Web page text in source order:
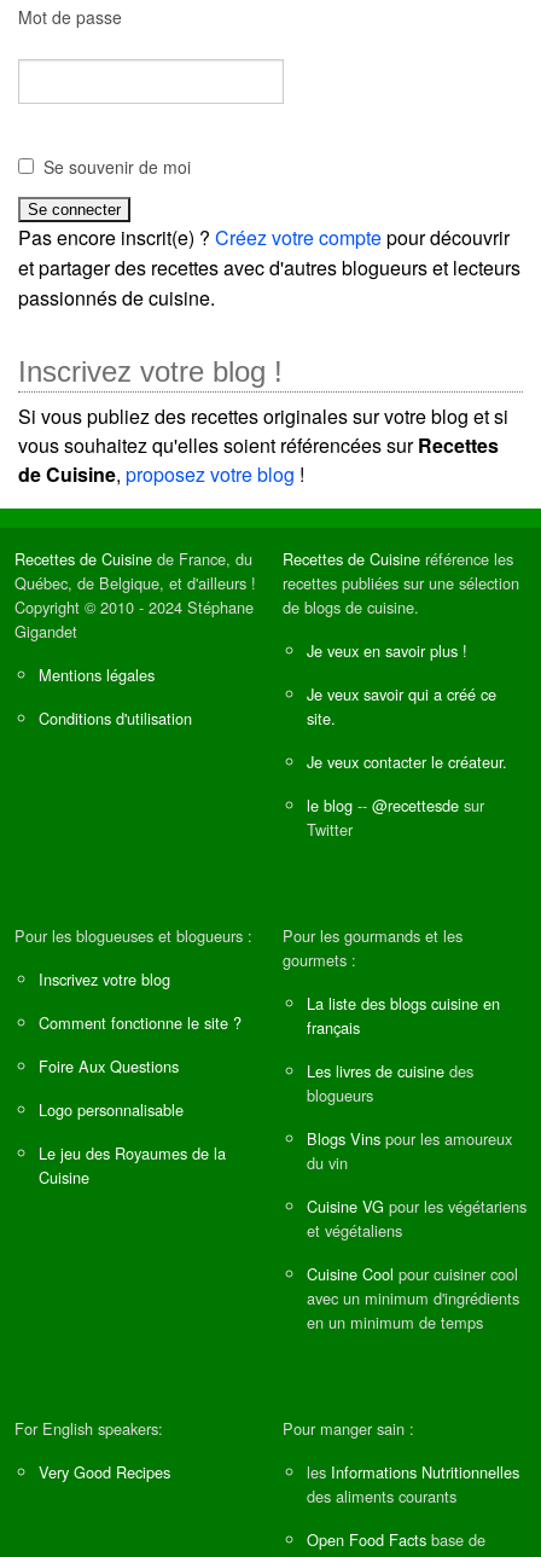
Mot de passe
Se souvenir de moi
Pas encore inscrit(e) ? Créez votre comptepour découvrir
et partager des recettes avec d'autres blogueurs et lecteurs
passionnés de cuisine.
Inscrivez votre blog !
Si vous publiez des recettes originales sur votre blog et si
vous souhaitez qu'elles soient référencées surRecettes
de Cuisine, proposez votre blog !
Recettes de Cuisine de France, du
Québec, de Belgique, et d'ailleurs !
Copyright © 2010 - 2024 Stéphane
Gigandet
Mentions légales
Conditions d'utilisation
Recettes de Cuisine référence les
recettes publiées sur une sélection
de blogs de cuisine.
Je veux en savoir plus !
Je veux savoir qui a créé ce
site.
Je veux contacter le créateur.
le blog -- @recettesde sur
Twitter
Pour les blogueuses et blogueurs :
Inscrivez votre blog
Comment fonctionne le site ?
Foire Aux Questions
Logo personnalisable
Le jeu des Royaumes de la
Cuisine
Pour les gourmands et les
gourmets :
La liste des blogs cuisine en
français
Les livres de cuisine des
blogueurs
Blogs Vins pour les amoureux
du vin
Cuisine VG pour les végétariens
et végétaliens
Cuisine Cool pour cuisiner cool
avec un minimum d'ingrédients
en un minimum de temps
For English speakers:
Very Good Recipes
Pour manger sain :
les Informations Nutritionnelles
des aliments courants
Open Food Facts base de